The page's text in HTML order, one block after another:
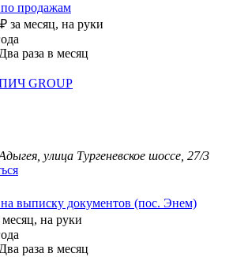
продажам
₽ за месяц, на руки
раза в месяц
GROUP
улица Тургеневское шоссе, 27/3
выписку документов (пос. Энем)
месяц, на руки
раза в месяц